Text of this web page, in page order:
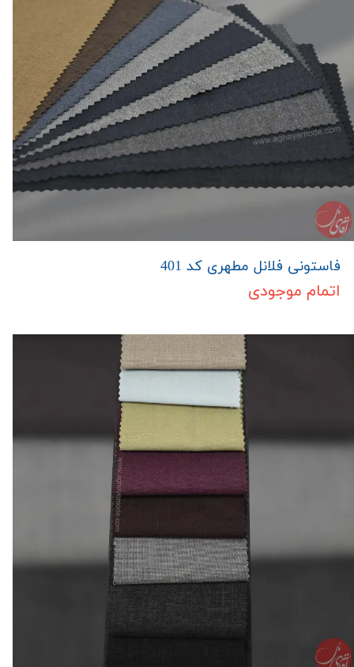
فاستونی فلانل مطهری کد 401
اتمام موجودی